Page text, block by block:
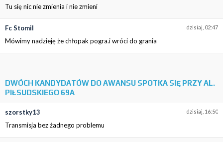
Tu się nic nie zmienia i nie zmieni
dzisiaj, 02:47
Fc Stomil
Mówimy nadzieję że chłopak pogra.i wróci do grania
DWÓCH KANDYDATÓW DO AWANSU SPOTKA SIĘ PRZY AL.
PIŁSUDSKIEGO 69A
dzisiaj, 16:50
szorstky13
Transmisja bez żadnego problemu